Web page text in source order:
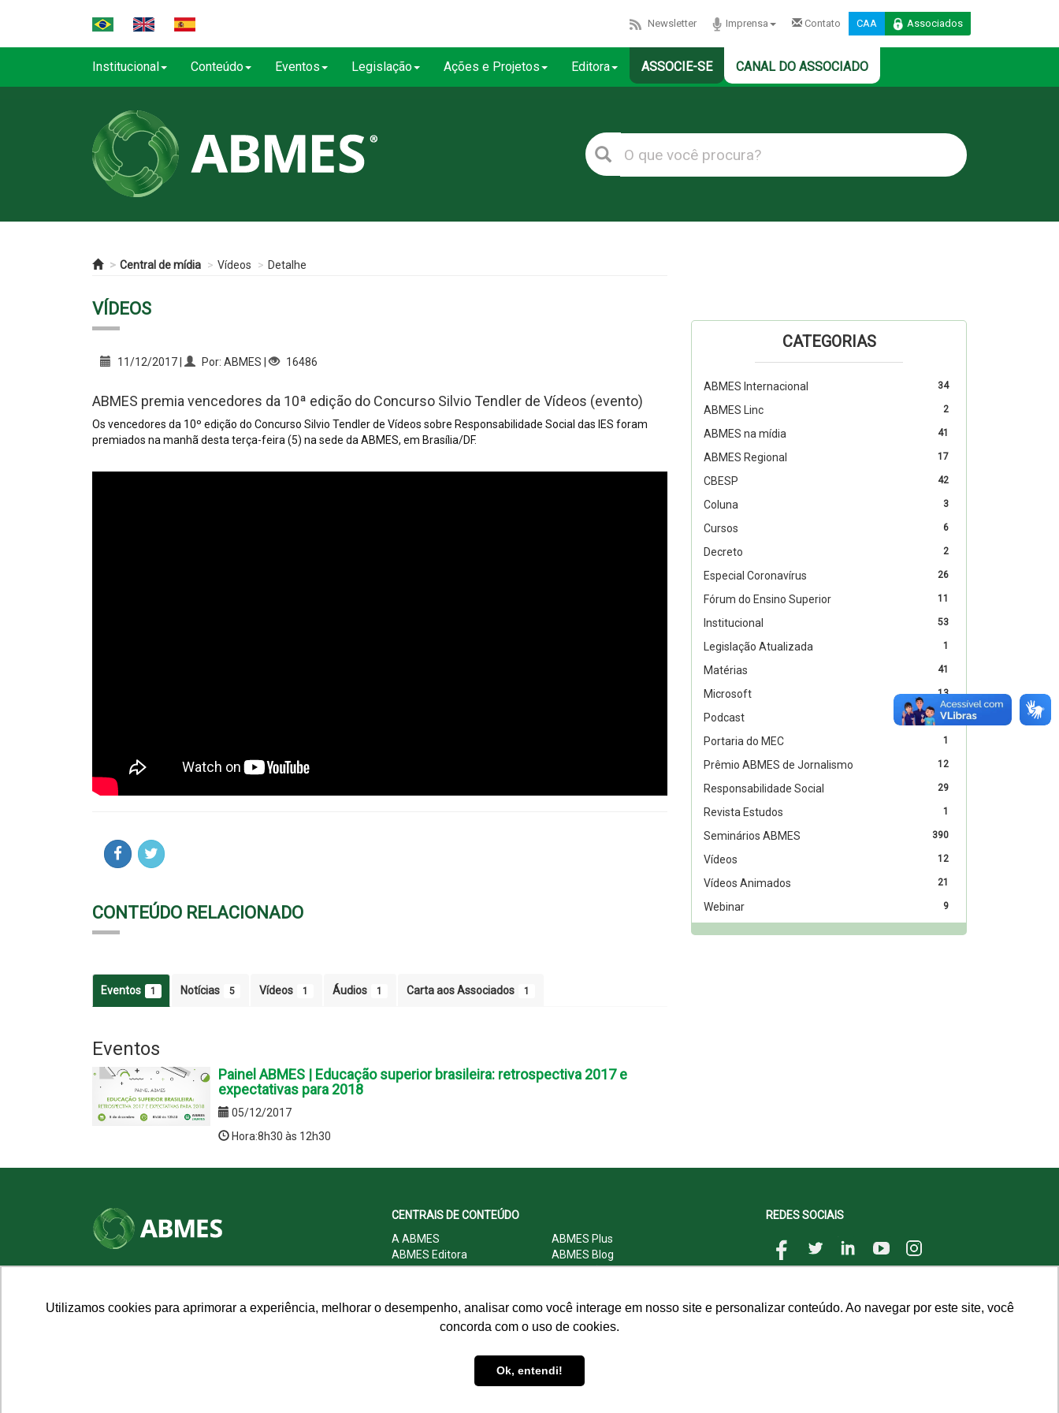
Utilizamos cookies para aprimorar a experiência, melhorar o desempenho, analisar como você interage em nosso site e personalizar conteúdo. Ao navegar por este site, você
concorda com o uso de cookies.
Ok, entendi!
Newsletter Imprensa Contato CAA Associados
Institucional Conteúdo Eventos Legislação Ações e Projetos Editora ASSOCIE-SE CANAL DO ASSOCIADO
Central de mídia Vídeos Detalhe
VÍDEOS
11/12/2017 | Por: ABMES | 16486
ABMES premia vencedores da 10ª edição do Concurso Silvio Tendler de Vídeos (evento)
Os vencedores da 10º edição do Concurso Silvio Tendler de Vídeos sobre Responsabilidade Social das IES foram
premiados na manhã desta terça-feira (5) na sede da ABMES, em Brasília/DF.
CONTEÚDO RELACIONADO
Eventos 1 Notícias 5 Vídeos 1 Áudios 1 Carta aos Associados 1
Eventos
Painel ABMES | Educação superior brasileira: retrospectiva 2017 e
expectativas para 2018
05/12/2017
Hora:8h30 às 12h30
CATEGORIAS
34
ABMES Internacional
2
ABMES Linc
41
ABMES na mídia
17
ABMES Regional
42
CBESP
3
Coluna
6
Cursos
2
Decreto
26
Especial Coronavírus
11
Fórum do Ensino Superior
53
Institucional
1
Legislação Atualizada
41
Matérias
13
Microsoft
5
Podcast
1
Portaria do MEC
12
Prêmio ABMES de Jornalismo
29
Responsabilidade Social
1
Revista Estudos
390
Seminários ABMES
12
Vídeos
21
Vídeos Animados
9
Webinar
CEP: 70.701-060 - Asa Norte, Brasília/DF
CENTRAIS DE CONTEÚDO
A ABMES
ABMES Plus
ABMES Editora
ABMES Blog
ABMES LInC
Legislação
Central do Associado ABMES
Contato
REDES SOCIAIS
© 2009 - 2026 ABMES. Todos os direitos reservados.